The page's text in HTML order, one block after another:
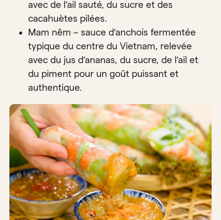
avec de l’ail sauté, du sucre et des
cacahuètes pilées.
Mam nêm – sauce d’anchois fermentée
typique du centre du Vietnam, relevée
avec du jus d’ananas, du sucre, de l’ail et
du piment pour un goût puissant et
authentique.